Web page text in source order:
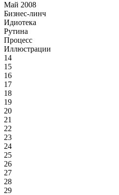
Май 2008
Бизнес-линч
Идиотека
Рутина
Процесс
Иллюстрации
14
15
16
17
18
19
20
21
22
23
24
25
26
27
28
29